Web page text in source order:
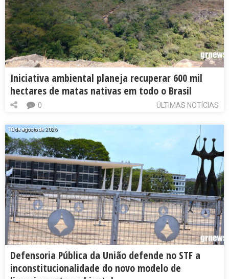
Iniciativa ambiental planeja recuperar 600 mil
hectares de matas nativas em todo o Brasil
ÚLTIMAS NOTÍCIAS
0
10 de agosto de 2026
Defensoria Pública da União defende no STF a
inconstitucionalidade do novo modelo de